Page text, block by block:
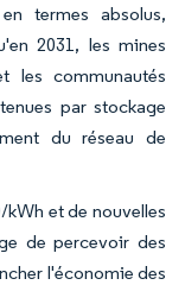
termes absolus,
2031, les mines
les communautés
par stockage
du réseau de
et de nouvelles
de percevoir des
l'économie des